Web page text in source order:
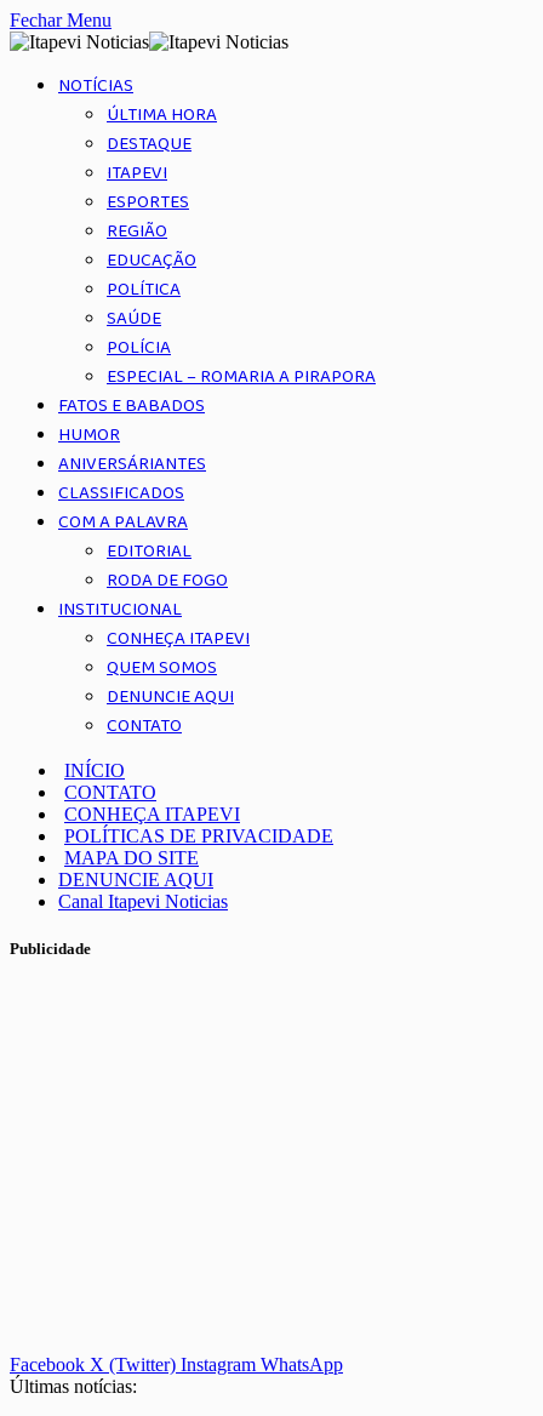
Fechar Menu
NOTÍCIAS
ÚLTIMA HORA
DESTAQUE
ITAPEVI
ESPORTES
REGIÃO
EDUCAÇÃO
POLÍTICA
SAÚDE
POLÍCIA
ESPECIAL – ROMARIA A PIRAPORA
FATOS E BABADOS
HUMOR
ANIVERSÁRIANTES
CLASSIFICADOS
COM A PALAVRA
EDITORIAL
RODA DE FOGO
INSTITUCIONAL
CONHEÇA ITAPEVI
QUEM SOMOS
DENUNCIE AQUI
CONTATO
INÍCIO
CONTATO
CONHEÇA ITAPEVI
POLÍTICAS DE PRIVACIDADE
MAPA DO SITE
DENUNCIE AQUI
Canal Itapevi Noticias
Publicidade
Facebook X (Twitter) Instagram WhatsApp
Últimas notícias: